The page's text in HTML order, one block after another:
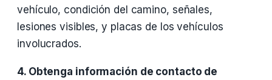
vehículo, condición del camino, señales,
lesiones visibles, y placas de los vehículos
involucrados.
4. Obtenga información de contacto de